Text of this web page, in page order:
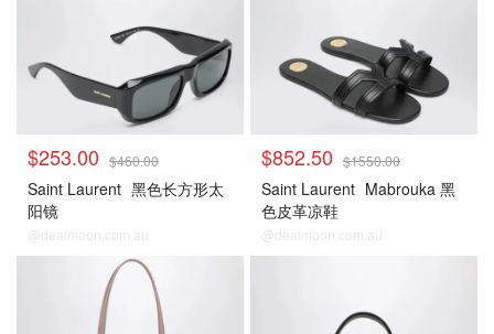
$253.00 $460.00
Saint Laurent 黑色长方形太
阳镜
@dealmoon.com.au
$852.50 $1550.00
Saint Laurent Mabrouka 黑
色皮革凉鞋
@dealmoon.com.au